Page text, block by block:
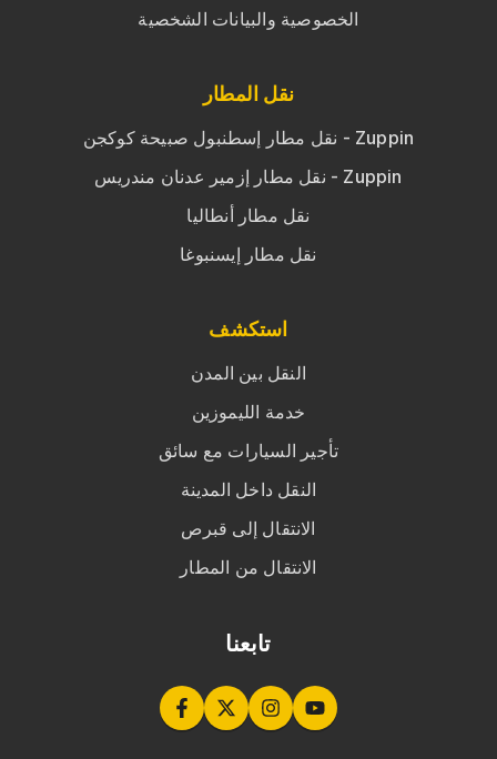
الخصوصية والبيانات الشخصية
نقل المطار
نقل مطار إسطنبول صبيحة كوكجن - Zuppin
نقل مطار إزمير عدنان مندريس - Zuppin
نقل مطار أنطاليا
نقل مطار إيسنبوغا
استكشف
النقل بين المدن
خدمة الليموزين
تأجير السيارات مع سائق
النقل داخل المدينة
الانتقال إلى قبرص
الانتقال من المطار
تابعنا